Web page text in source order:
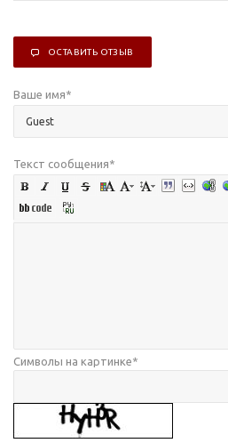
ОСТАВИТЬ ОТЗЫВ
Ваше имя*
Текст сообщения*
Символы на картинке*